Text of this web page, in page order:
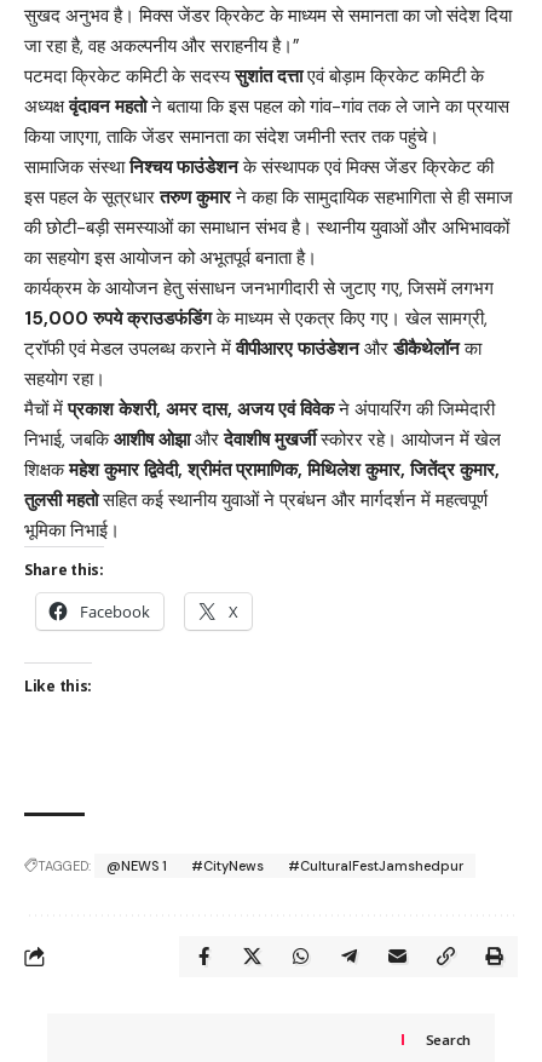
सुखद अनुभव है। मिक्स जेंडर क्रिकेट के माध्यम से समानता का जो संदेश दिया
जा रहा है, वह अकल्पनीय और सराहनीय है।”
पटमदा क्रिकेट कमिटी के सदस्यसुशांत दत्ताएवं बोड़ाम क्रिकेट कमिटी के
अध्यक्षवृंदावन महतोने बताया कि इस पहल को गांव-गांव तक ले जाने का प्रयास
किया जाएगा, ताकि जेंडर समानता का संदेश जमीनी स्तर तक पहुंचे।
सामाजिक संस्थानिश्चय फाउंडेशनके संस्थापक एवं मिक्स जेंडर क्रिकेट की
इस पहल के सूत्रधारतरुण कुमारने कहा कि सामुदायिक सहभागिता से ही समाज
की छोटी-बड़ी समस्याओं का समाधान संभव है। स्थानीय युवाओं और अभिभावकों
का सहयोग इस आयोजन को अभूतपूर्व बनाता है।
कार्यक्रम के आयोजन हेतु संसाधन जनभागीदारी से जुटाए गए, जिसमें लगभग
15,000 रुपये क्राउडफंडिंगके माध्यम से एकत्र किए गए। खेल सामग्री,
ट्रॉफी एवं मेडल उपलब्ध कराने मेंवीपीआरए फाउंडेशनऔरडीकैथेलॉनका
सहयोग रहा।
मैचों मेंप्रकाश केशरी, अमर दास, अजय एवं विवेकने अंपायरिंग की जिम्मेदारी
निभाई, जबकिआशीष ओझाऔरदेवाशीष मुखर्जीस्कोरर रहे। आयोजन में खेल
शिक्षकमहेश कुमार द्विवेदी, श्रीमंत प्रामाणिक, मिथिलेश कुमार, जितेंद्र कुमार,
तुलसी महतोसहित कई स्थानीय युवाओं ने प्रबंधन और मार्गदर्शन में महत्वपूर्ण
भूमिका निभाई।
Share this:
Facebook X
Like this:
TAGGED: @NEWS 1 #CityNews #CulturalFestJamshedpur
Search